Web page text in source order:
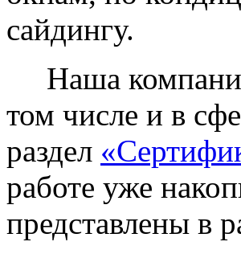
сайдингу.
Наша компания
том числе и в
раздел
работе уже
представлены в